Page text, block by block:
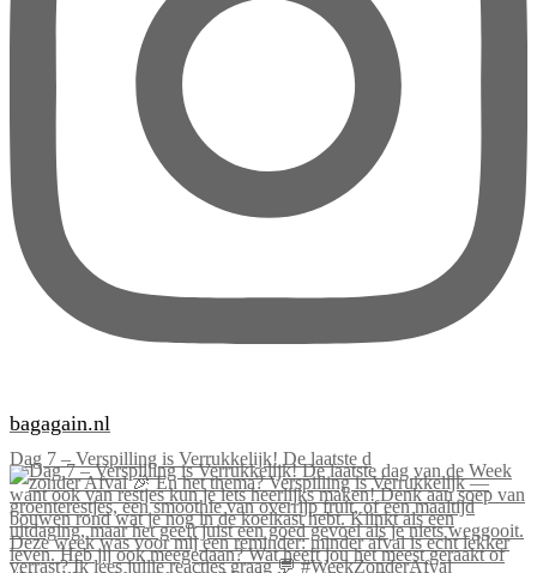
bagagain.nl
Dag 7 – Verspilling is Verrukkelijk! De laatste d